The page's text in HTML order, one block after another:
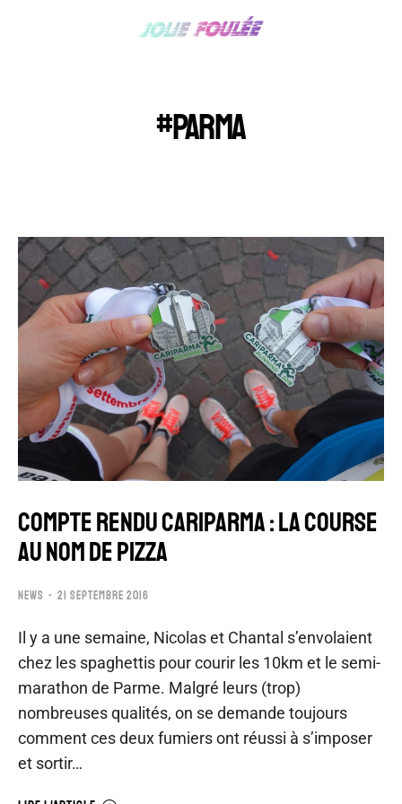
#PARMA
COMPTE RENDU CARIPARMA : LA COURSE
AU NOM DE PIZZA
NEWS 21 SEPTEMBRE 2016
Il y a une semaine, Nicolas et Chantal s’envolaient
chez les spaghettis pour courir les 10km et le semi-
marathon de Parme. Malgré leurs (trop)
nombreuses qualités, on se demande toujours
comment ces deux fumiers ont réussi à s’imposer
et sortir…